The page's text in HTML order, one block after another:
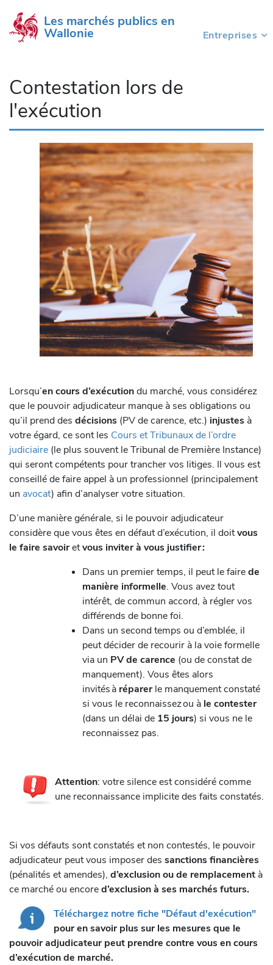
Entreprises
(current)
Les marchés publics en
Wallonie
Contestation lors de
l'exécution
Lorsqu’en cours d’exécutiondu marché, vous considérez
que le pouvoir adjudicateur manque à ses obligations ou
qu’il prend des décisions (PV de carence, etc.) injustes à
votre égard, ce sont les Cours et Tribunaux de l’ordre
judiciaire (le plus souvent le Tribunal de Première Instance)
qui seront compétents pour trancher vos litiges. Il vous est
conseillé de faire appel à un professionnel (principalement
un avocat) afin d’analyser votre situation.
D’une manière générale, si le pouvoir adjudicateur
considère que vous êtes en défaut d’exécution, il doitvous
le faire savoiretvous inviter à vous justifier :
Dans un premier temps, il peut le fairede
manière informelle. Vous avez tout
intérêt, de commun accord, à régler vos
différends de bonne foi.
Dans un second temps ou d’emblée, il
peut décider de recourir à la voie formelle
via un PV de carence (ou de constat de
manquement). Vous êtes alors
invités à réparerle manquement constaté
si vous le reconnaissez ou à le contester
(dans un délai de 15 jours) si vous ne le
reconnaissez pas.
Attention: votre silence est considéré comme
une reconnaissance implicite des faits constatés.
Si vos défauts sont constatés et non contestés, le pouvoir
adjudicateur peut vous imposer des sanctions financières
(pénalités et amendes), d’exclusion ou de remplacement à
ce marché ou encored’exclusion à ses marchés futurs.
Téléchargez notre fiche "Défaut d'exécution"
pour en savoir plus sur les mesures que le
pouvoir adjudicateur peut prendre contre vous en cours
d’exécution de marché.